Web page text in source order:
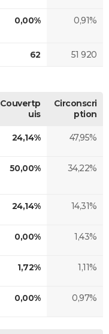
0,00% 0,91%
62 51 920
Couvertp
uis
Circonscri
ption
24,14% 47,95%
50,00% 34,22%
24,14% 14,31%
0,00% 1,43%
1,72% 1,11%
0,00% 0,97%